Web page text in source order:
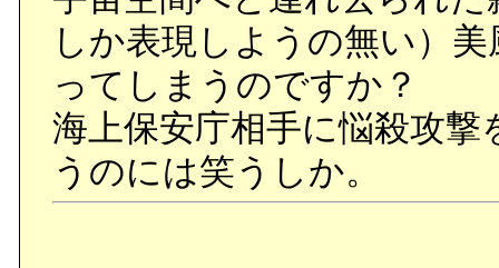
しか表現しようの無い）
ってしまうのですか？
海上保安庁相手に悩殺攻
うのには笑うしか。